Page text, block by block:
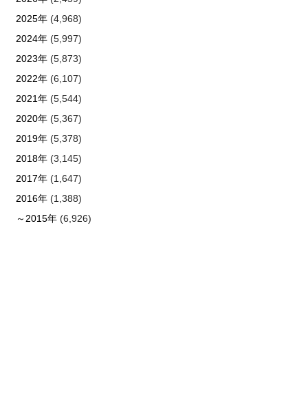
2025年(4,968)
2024年(5,997)
2023年(5,873)
2022年(6,107)
2021年(5,544)
2020年(5,367)
2019年(5,378)
2018年(3,145)
2017年(1,647)
2016年(1,388)
～2015年(6,926)